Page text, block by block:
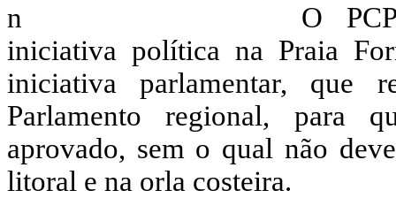
O
iniciativa política na Praia
iniciativa parlamentar, que
Parlamento regional, para
aprovado, sem o qual não
litoral e na orla costeira.